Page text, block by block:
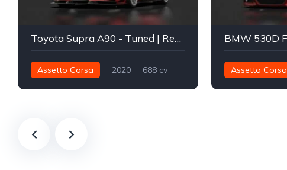
Toyota Supra A90 - Tuned | Redd Spec
Assetto Corsa 2020
688 cv
Assetto Corsa